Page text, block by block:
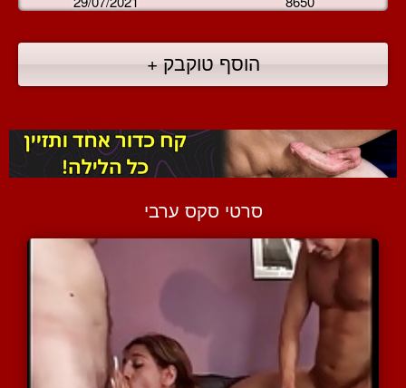
הוסף טוקבק +
סרטי סקס ערבי